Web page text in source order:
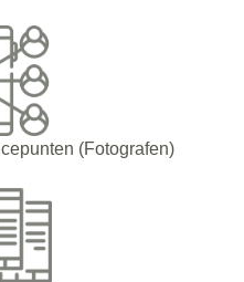
(Fotografen)